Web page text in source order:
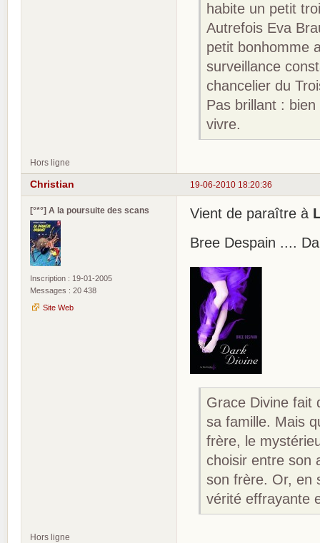
habite un petit
Autrefois Eva
petit bonhomme
surveillance
chancelier du
Pas brillant :
vivre.
Hors ligne
19-06-2010 18:20:36
Christian
[°*°] A la poursuite des scans
Inscription : 19-01-2005
Messages : 20 438
Site Web
Vient de paraître à
Bree Despain ....
Grace Divine fait
sa famille. Mais
frère, le
choisir entre son
son frère. Or, en
vérité effrayante
Hors ligne